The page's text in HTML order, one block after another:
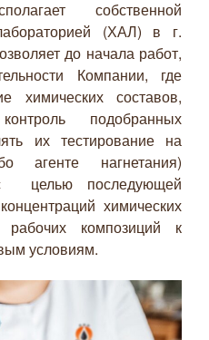
собственной
(ХАЛ) в г.
до начала работ,
Компании, где
химических составов,
подобранных
их тестирование на
агенте нагнетания)
с целью последующей
химических
композиций к
условиям.